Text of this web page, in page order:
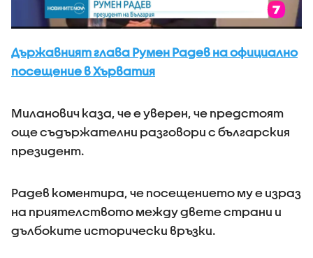
Държавният глава Румен Радев на официално
посещение в Хърватия
Миланович каза, че е уверен, че предстоят
още съдържателни разговори с българския
президент.
Радев коментира, че посещението му е израз
на приятелството между двете страни и
дълбоките исторически връзки.